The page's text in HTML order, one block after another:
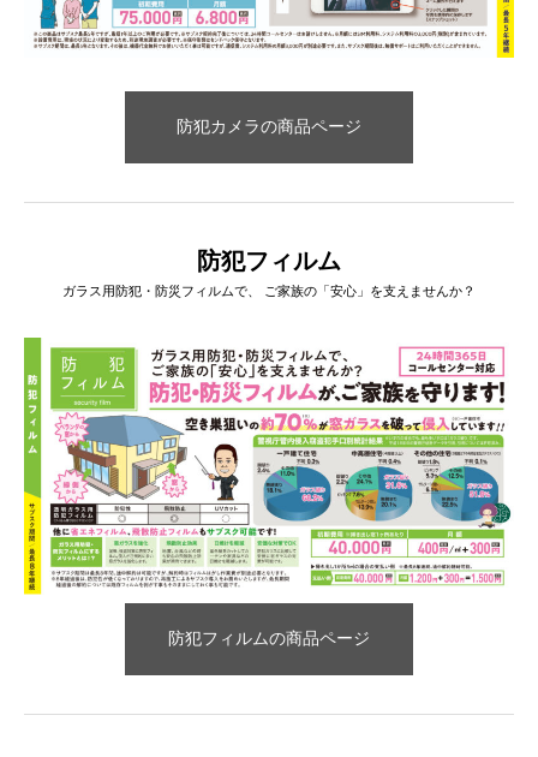
防犯カメラの商品ページ
防犯フィルム
ガラス用防犯・防災フィルムで、 ご家族の「安心」を支えませんか？
防犯フィルムの商品ページ